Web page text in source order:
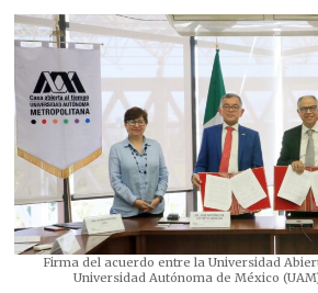
Firma del acuerdo entre la Universidad
Universidad Autónoma de México